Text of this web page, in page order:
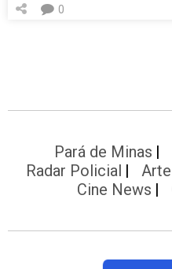
0
Pará de Minas
Radar Policial
Cine News